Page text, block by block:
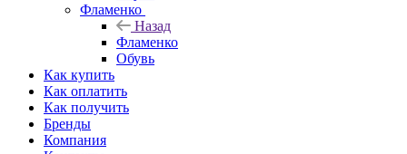
Фламенко
Назад
Фламенко
Обувь
Как купить
Как оплатить
Как получить
Бренды
Компания